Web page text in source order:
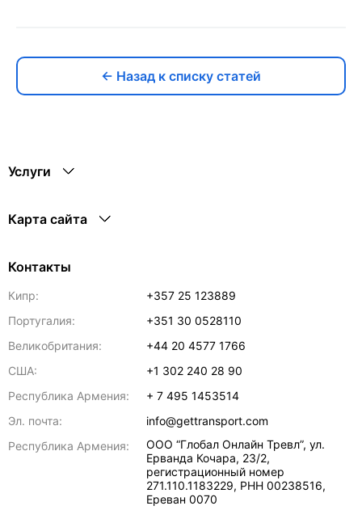
← Назад к списку статей
Услуги
Карта сайта
Контакты
Кипр:
+357 25 123889
Португалия:
+351 30 0528110
Великобритания:
+44 20 4577 1766
США:
+1 302 240 28 90
Республика Армения:
+ 7 495 1453514
Эл. почта:
info@gettransport.com
Республика Армения:
ООО “Глобал Онлайн Тревл”, ул.
Ерванда Кочара, 23/2,
регистрационный номер
271.110.1183229, РНН 00238516,
Ереван 0070